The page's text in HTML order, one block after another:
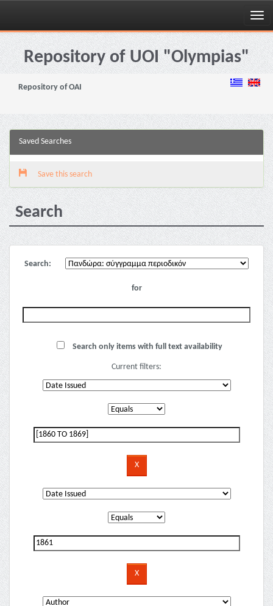
Skip
navigationRepository of UOI "Olympias"
Repository of OAI
Saved Searches
Save this search
Search
Search:
for
Search only items with full text availability
Current filters: